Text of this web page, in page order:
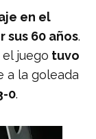
en el
sus 60 años.
juego tuvo
a la goleada
0.